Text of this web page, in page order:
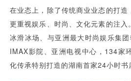
在业态上，除了传统商业业态的打
更重视娱乐、时尚、文化元素的注
冰滑冰场、与亚洲最大时尚娱乐集
IMAX影院、亚洲电视中心，134家
化传承特别打造的湖南首家24小时书